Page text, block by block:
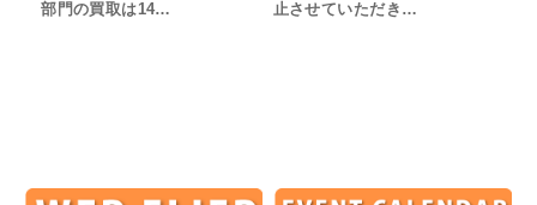
部門の買取は14…
止させていただき…